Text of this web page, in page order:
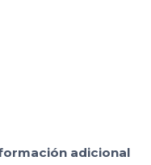
adicional